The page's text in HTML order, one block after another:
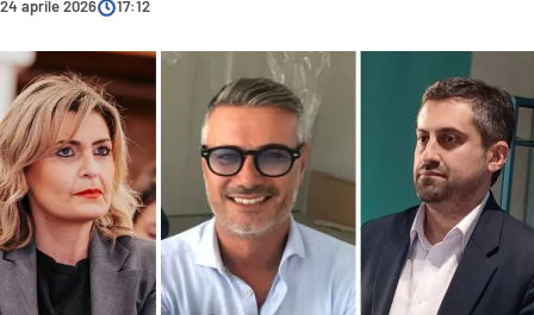
SANITÀ
SPORT
CULTURA
AMBIENTE
Streaming
LAC TV
LAC NETWORK
24 aprile 2026 17:12